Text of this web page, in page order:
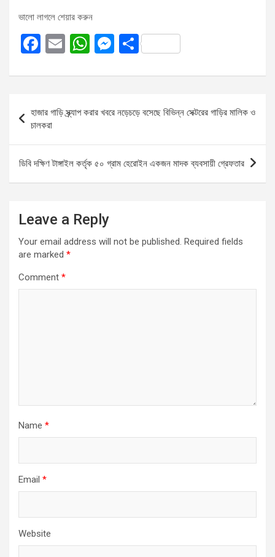
ভালো লাগলে শেয়ার করুন
F
ce
o
o
k
E
ail
W
at
A
p
p
M
se
g
er
S
ar
navigation
হাজার গাড়ি স্ক্র্যাপ করার খবরে নড়েচড়ে বসেছে বিভিন্ন সেক্টরের গাড়ির মালিক ও
চালকরা
ডিবি দক্ষিণ টাঙ্গাইল কর্তৃক ৫০ গ্রাম হেরোইন একজন মাদক ব্যবসায়ী গ্রেফতার
Leave a Reply
Your email address will not be published. Required fields
are marked *
Comment *
Name *
Email *
Website